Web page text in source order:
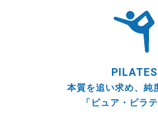
PILATES
本質を追い求め、純
「ピュア・ピラテ